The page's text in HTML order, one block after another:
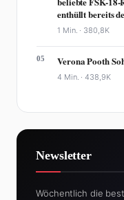
enthüllt bereits
1 Min. · 380,8K
05 Verona Pooth
4 Min. ·438,9K
Newsletter
Wöchentlich die